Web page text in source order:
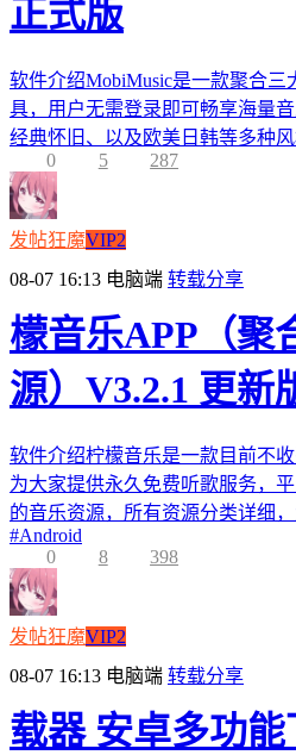
正式版
软件介绍MobiMusic是一款聚合三
具，用户无需登录即可畅享海量
经典怀旧、以及欧美日韩等多种
0
5 287
发帖狂魔VIP2
08-07 16:13 电脑端 转载分享
檬音乐APP（聚
源）V3.2.1 更新
软件介绍柠檬音乐是一款目前不
为大家提供永久免费听歌服务，
的音乐资源，所有资源分类详细
#Android
0
8 398
发帖狂魔VIP2
08-07 16:13 电脑端 转载分享
载器 安卓多功